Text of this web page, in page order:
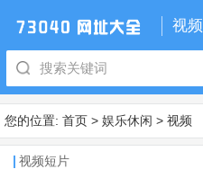
视频
您的位置: 首页 > 娱乐休闲 > 视频
视频短片